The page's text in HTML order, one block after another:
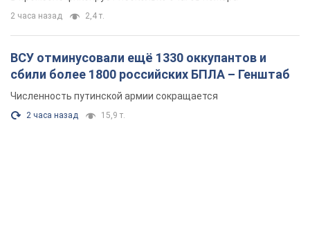
2 часа назад 2,4 т.
ВСУ отминусовали ещё 1330 оккупантов и
сбили более 1800 российских БПЛА – Генштаб
Численность путинской армии сокращается
2 часа назад 15,9 т.